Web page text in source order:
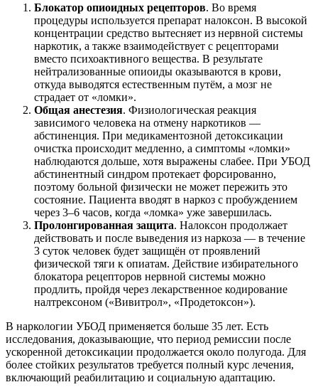
Блокатор опиоидных рецепторов. Во время
процедуры используется препарат налоксон. В высокой
концентрации средство вытесняет из нервной системы
наркотик, а также взаимодействует с рецепторами
вместо психоактивного вещества. В результате
нейтрализованные опиоиды оказываются в крови,
откуда выводятся естественным путём, а мозг не
страдает от «ломки».
Общая анестезия. Физиологическая реакция
зависимого человека на отмену наркотиков —
абстиненция. При медикаментозной детоксикации
очистка происходит медленно, а симптомы «ломки»
наблюдаются дольше, хотя выражены слабее. При УБОД
абстинентный синдром протекает форсированно,
поэтому больной физически не может пережить это
состояние. Пациента вводят в наркоз с пробуждением
через 3–6 часов, когда «ломка» уже завершилась.
Пролонгированная защита. Налоксон продолжает
действовать и после выведения из наркоза — в течение
3 суток человек будет защищён от проявлений
физической тяги к опиатам. Действие избирательного
блокатора рецепторов нервной системы можно
продлить, пройдя через лекарственное кодирование
налтрексоном («Вивитрол», «Продетоксон»).
В наркологии УБОД применяется больше 35 лет. Есть
исследования, доказывающие, что период ремиссии после
ускоренной детоксикации продолжается около полугода. Для
более стойких результатов требуется полный курс лечения,
включающий реабилитацию и социальную адаптацию.